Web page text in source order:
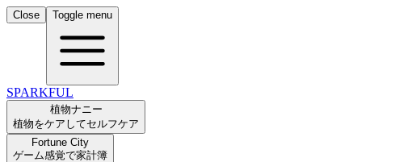
Close Toggle menu
SPARKFUL
植物ナニー
植物をケアしてセルフケア
Fortune City
ゲーム感覚で家計簿